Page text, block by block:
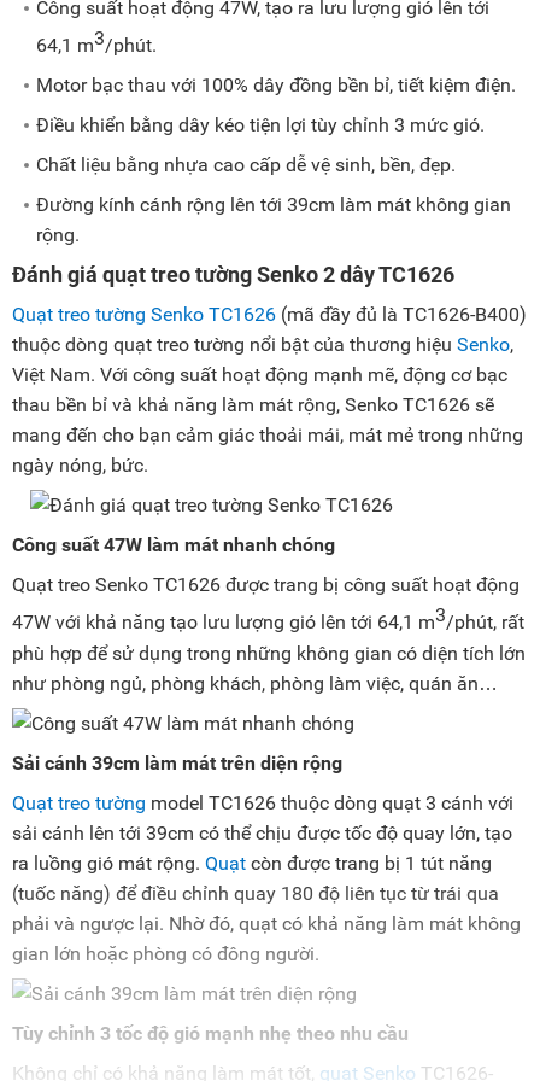
Công suất hoạt động 47W, tạo ra lưu lượng gió lên tới
64,1 m3/phút.
Motor bạc thau với 100% dây đồng bền bỉ, tiết kiệm điện.
Điều khiển bằng dây kéo tiện lợi tùy chỉnh 3 mức gió.
Chất liệu bằng nhựa cao cấp dễ vệ sinh, bền, đẹp.
Đường kính cánh rộng lên tới 39cm làm mát không gian
rộng.
Đánh giá quạt treo tường Senko 2 dây TC1626
Quạt treo tường Senko TC1626 (mã đầy đủ là TC1626-B400)
thuộc dòng quạt treo tường nổi bật của thương hiệu Senko,
Việt Nam. Với công suất hoạt động mạnh mẽ, động cơ bạc
thau bền bỉ và khả năng làm mát rộng, Senko TC1626 sẽ
mang đến cho bạn cảm giác thoải mái, mát mẻ trong những
ngày nóng, bức.
Công suất 47W làm mát nhanh chóng
Quạt treo Senko TC1626 được trang bị công suất hoạt động
47W với khả năng tạo lưu lượng gió lên tới 64,1 m3/phút, rất
phù hợp để sử dụng trong những không gian có diện tích lớn
như phòng ngủ, phòng khách, phòng làm việc, quán ăn…
Sải cánh 39cm làm mát trên diện rộng
Quạt treo tường model TC1626 thuộc dòng quạt 3 cánh với
sải cánh lên tới 39cm có thể chịu được tốc độ quay lớn, tạo
ra luồng gió mát rộng. Quạt còn được trang bị 1 tút năng
(tuốc năng) để điều chỉnh quay 180 độ liên tục từ trái qua
phải và ngược lại. Nhờ đó, quạt có khả năng làm mát không
gian lớn hoặc phòng có đông người.
Tùy chỉnh 3 tốc độ gió mạnh nhẹ theo nhu cầu
Không chỉ có khả năng làm mát tốt, quạt Senko TC1626-